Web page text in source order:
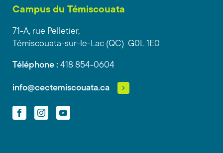
Campus du Témiscouata
71-A, rue Pelletier,
Témiscouata-sur-le-Lac (QC) G0L 1E0
Téléphone : 418 854-0604
info@cectemiscouata.ca
FacebookInstagramYouTube